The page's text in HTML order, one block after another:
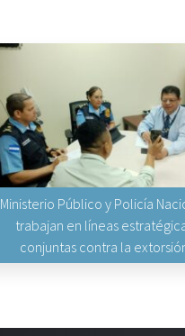
Ministerio Público y Policía
trabajan en líneas
conjuntas contra la